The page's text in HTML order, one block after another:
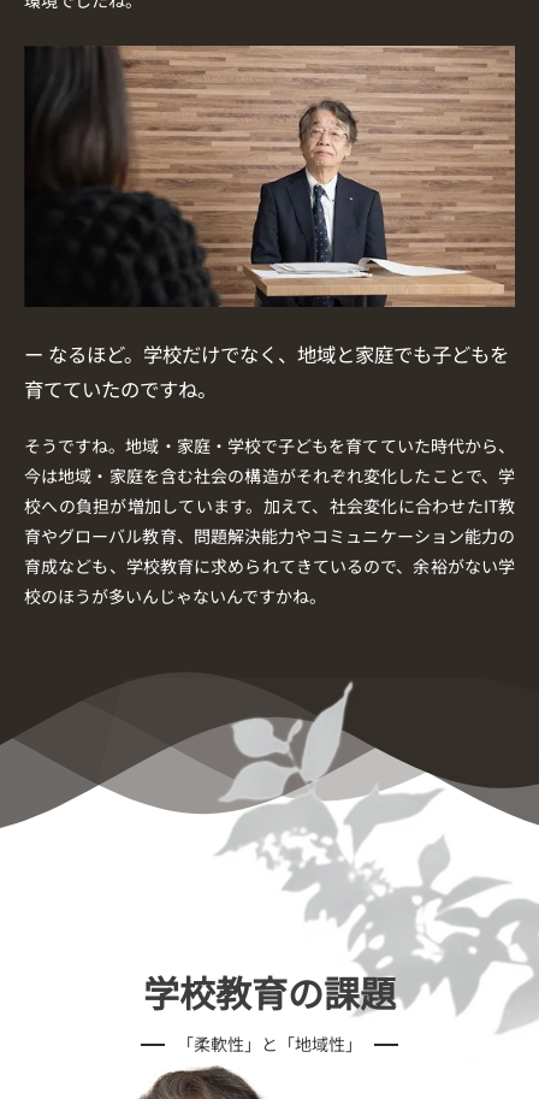
ー なるほど。学校だけでなく、地域と家庭でも子どもを
育てていたのですね。
そうですね。地域・家庭・学校で子どもを育てていた時代から、
今は地域・家庭を含む社会の構造がそれぞれ変化したことで、学
校への負担が増加しています。加えて、社会変化に合わせたIT教
育やグローバル教育、問題解決能力やコミュニケーション能力の
育成なども、学校教育に求められてきているので、余裕がない学
校のほうが多いんじゃないんですかね。
学校教育の課題
「柔軟性」と「地域性」